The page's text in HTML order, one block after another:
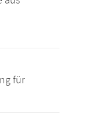
für